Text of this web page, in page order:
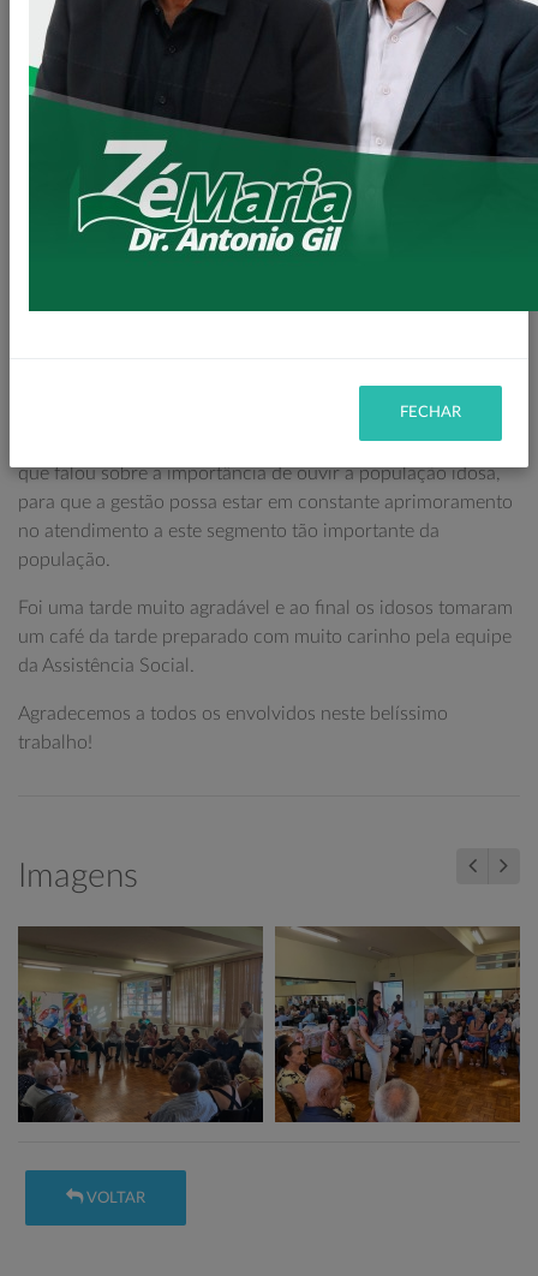
multiprofissional para a efetivação das Políticas para a
Pessoa Idosa de forma a garantir o envelhecimento ativo,
saudável e sustentável destas pessoas. Na ocasião a
Secretária do Trabalho e Assistência Social Jaqueline Luizão
expôs as medidas que vêm sendo tomadas para ampliar os
atendimentos aos idosos no município. Os profissionais
realizaram uma escuta individualizada com os idosos para
saber quais as dificuldades que eles encontram e como eles
avaliam os serviços prestados na saúde, acessibilidade nas
de atividades físicas, convivência familiar e comunitária,
Contamos também com a presença do Prefeito Zé Maria
que falou sobre a importância de ouvir a população idosa,
para que a gestão possa estar em constante aprimoramento
no atendimento a este segmento tão importante da
população.
Foi uma tarde muito agradável e ao final os idosos tomaram
um café da tarde preparado com muito carinho pela equipe
da Assistência Social.
Agradecemos a todos os envolvidos neste belíssimo
trabalho!
Imagens
VOLTAR
FECHAR